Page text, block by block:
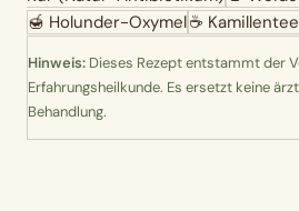
🍯 Holunder-Oxymel☕
Hinweis: Dieses Rezept entstammt der
Erfahrungsheilkunde. Es ersetzt keine
Behandlung.